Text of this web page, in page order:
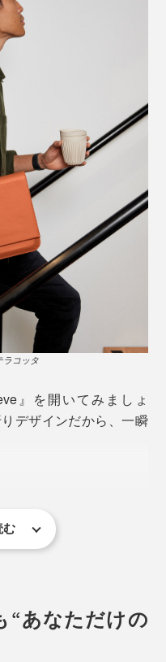
これまでになかった、
リーブケース。
を広げれば、なんと、
ラコッタ
』を開いてみましょ
デザインだから、一瞬
む
“あなただけの